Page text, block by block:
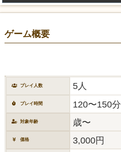
ゲーム概要
プレイ人数 5人
プレイ時間 120〜150分
対象年齢 歳〜
価格 3,000円